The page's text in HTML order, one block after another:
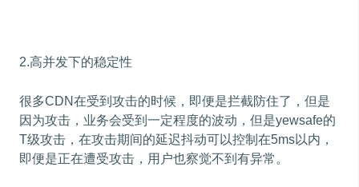
2.高并发下的稳定性
很多CDN在受到攻击的时候，即便是拦截防住了，但是
因为攻击，业务会受到一定程度的波动，但是yewsafe的
T级攻击，在攻击期间的延迟抖动可以控制在5ms以内，
即便是正在遭受攻击，用户也察觉不到有异常。